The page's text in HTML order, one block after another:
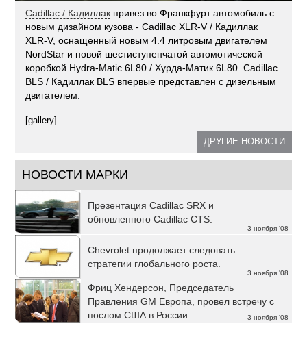
Cadillac / Кадиллак привез во Франкфурт автомобиль с
новым дизайном кузова - Cadillac XLR-V / Кадиллак
XLR-V, оснащенный новым 4.4 литровым двигателем
NordStar и новой шестиступенчатой автомотической
коробкой Hydra-Matic 6L80 / Хурда-Матик 6L80. Cadillac
BLS / Кадиллак BLS впервые представлен с дизельным
двигателем.
[gallery]
ДРУГИЕ НОВОСТИ
НОВОСТИ МАРКИ
3 ноября '08
Презентация Cadillac SRX и
обновленного Cadillac CTS.
3 ноября '08
Chevrolet продолжает следовать
стратегии глобального роста.
3 ноября '08
Фриц Хендерсон, Председатель
Правления GM Европа, провел встречу с
послом США в России.